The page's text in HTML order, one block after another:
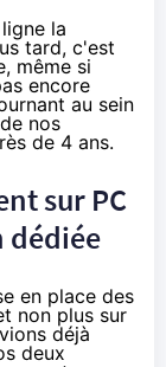
la
tard, c'est
même si
encore
au sein
nos
de 4 ans.
sur PC
dédiée
en place des
non plus sur
déjà
deux